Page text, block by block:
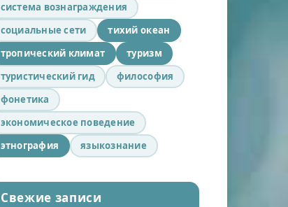
система вознаграждения
социальные сети
тихий океан
тропический климат
туризм
туристический гид
философия
фонетика
экономическое поведение
этнография
языкознание
Свежие записи